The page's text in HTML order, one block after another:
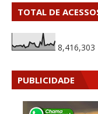
TOTAL DE
8,416,303
PUBLICIDADE